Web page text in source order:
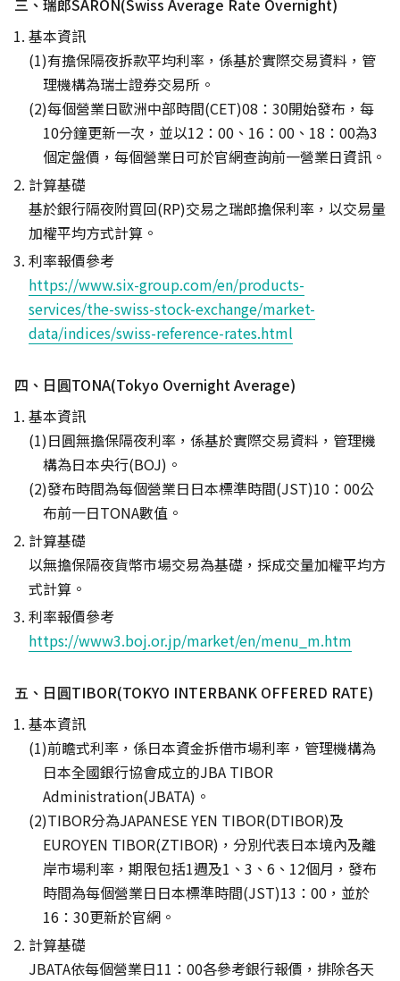
三、瑞郎SARON(Swiss Average Rate Overnight)
基本資訊
有擔保隔夜拆款平均利率，係基於實際交易資料，管
理機構為瑞士證券交易所。
每個營業日歐洲中部時間(CET)08：30開始發布，每
10分鐘更新一次，並以12：00、16：00、18：00為3
個定盤價，每個營業日可於官網查詢前一營業日資訊。
計算基礎
基於銀行隔夜附買回(RP)交易之瑞郎擔保利率，以交易量
加權平均方式計算。
利率報價參考
https://www.six-group.com/en/products-
services/the-swiss-stock-exchange/market-
data/indices/swiss-reference-rates.html
四、日圓TONA(Tokyo Overnight Average)
基本資訊
日圓無擔保隔夜利率，係基於實際交易資料，管理機
構為日本央行(BOJ)。
發布時間為每個營業日日本標準時間(JST)10：00公
布前一日TONA數值。
計算基礎
以無擔保隔夜貨幣市場交易為基礎，採成交量加權平均方
式計算。
利率報價參考
https://www3.boj.or.jp/market/en/menu_m.htm
五、日圓TIBOR(TOKYO INTERBANK OFFERED RATE)
基本資訊
前瞻式利率，係日本資金拆借市場利率，管理機構為
日本全國銀行協會成立的JBA TIBOR
Administration(JBATA)。
TIBOR分為JAPANESE YEN TIBOR(DTIBOR)及
EUROYEN TIBOR(ZTIBOR)，分別代表日本境內及離
岸市場利率，期限包括1週及1、3、6、12個月，發布
時間為每個營業日日本標準時間(JST)13：00，並於
16：30更新於官網。
計算基礎
JBATA依每個營業日11：00各參考銀行報價，排除各天